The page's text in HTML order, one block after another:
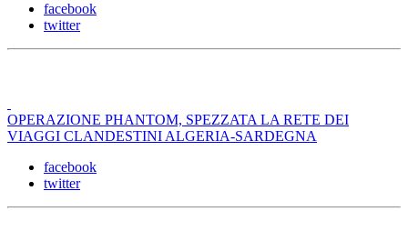
facebook
twitter
OPERAZIONE PHANTOM, SPEZZATA LA RETE DEI
VIAGGI CLANDESTINI ALGERIA-SARDEGNA
facebook
twitter